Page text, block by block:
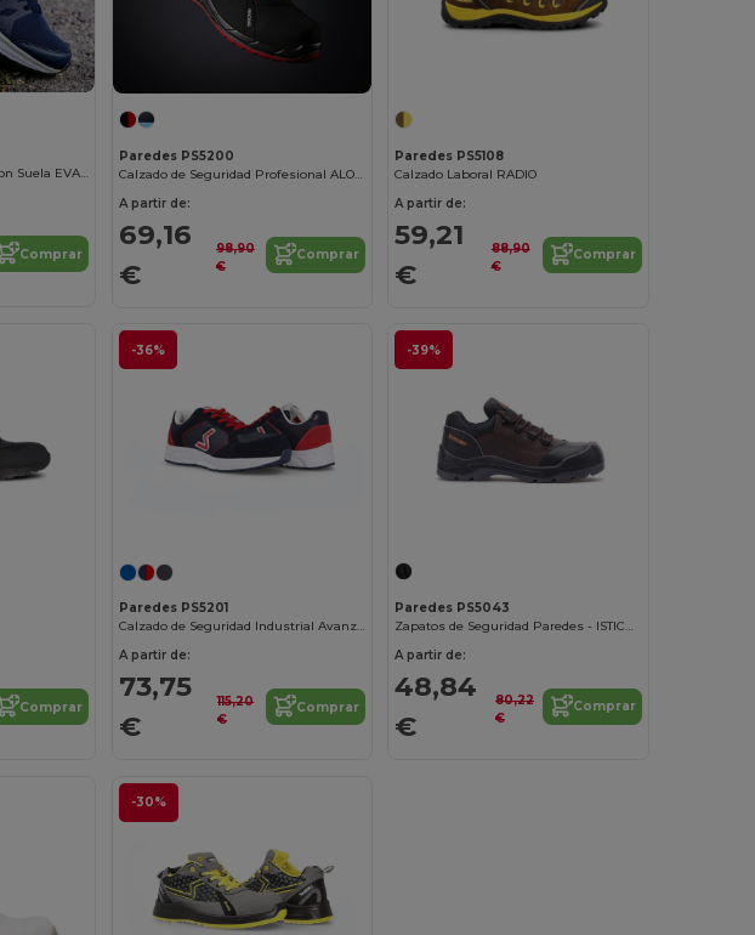
Zapatillas de Seguridad con Suela EVA y TPR
Comprar
Paredes PS5200
Calzado de Seguridad Profesional ALONSO
A partir de:
69,16
€
98,90
€
Comprar
Paredes PS5108
Calzado Laboral RADIO
A partir de:
59,21
€
88,90
€
Comprar
Comprar
-36%
Paredes PS5201
Calzado de Seguridad Industrial Avanzado
A partir de:
73,75
€
115,20
€
Comprar
-39%
Paredes PS5043
Zapatos de Seguridad Paredes - ISTICHE "NAIL"
A partir de:
48,84
€
80,22
€
Comprar
-30%